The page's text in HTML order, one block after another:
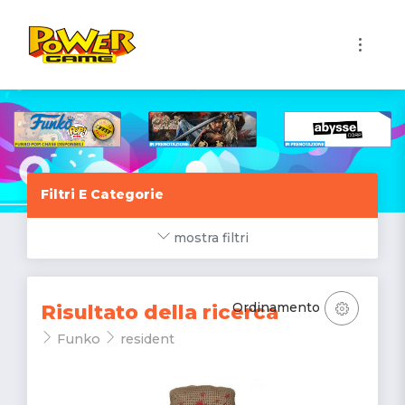
Filtri E Categorie
mostra filtri
Risultato della ricerca
Funko resident
Ordinamento